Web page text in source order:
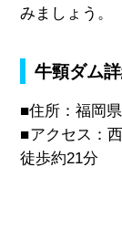
みましょう。
牛頸ダム
■住所：福岡
■アクセス：
徒歩約21分